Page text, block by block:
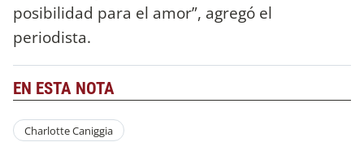
posibilidad para el amor”, agregó el
periodista.
EN ESTA NOTA
Charlotte Caniggia